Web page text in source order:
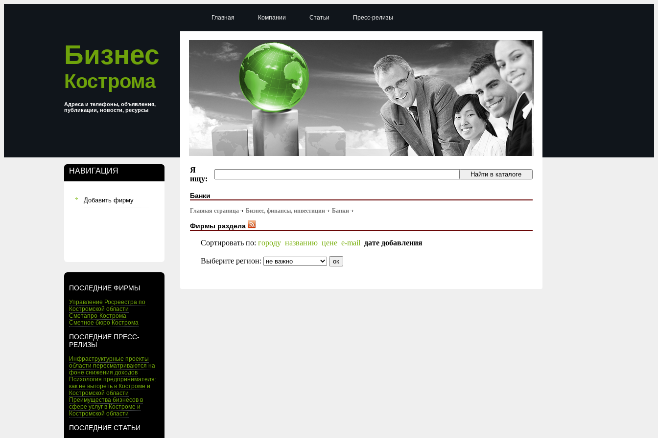
Бизнес
Кострома
Адреса и телефоны, объявления,
публикации, новости, ресурсы
НАВИГАЦИЯ
Добавить фирму
ПОСЛЕДНИЕ ФИРМЫ
Управление Росреестра по
Костромской области
Сметапро-Кострома
Сметное бюро Кострома
ПОСЛЕДНИЕ ПРЕСС-
РЕЛИЗЫ
Инфраструктурные проекты
области пересматриваются на
фоне снижения доходов
Психология предпринимателя:
как не выгореть в Костроме и
Костромской области
Преимущества бизнесов в
сфере услуг в Костроме и
Костромской области
ПОСЛЕДНИЕ СТАТЬИ
Главная Компании Статьи Пресс-релизы
Я
ищу:
Банки
Главная страница Бизнес, финансы, инвестиции Банки
Фирмы раздела
Сортировать по: городу названию цене e-mail дате добавления
Выберите регион: